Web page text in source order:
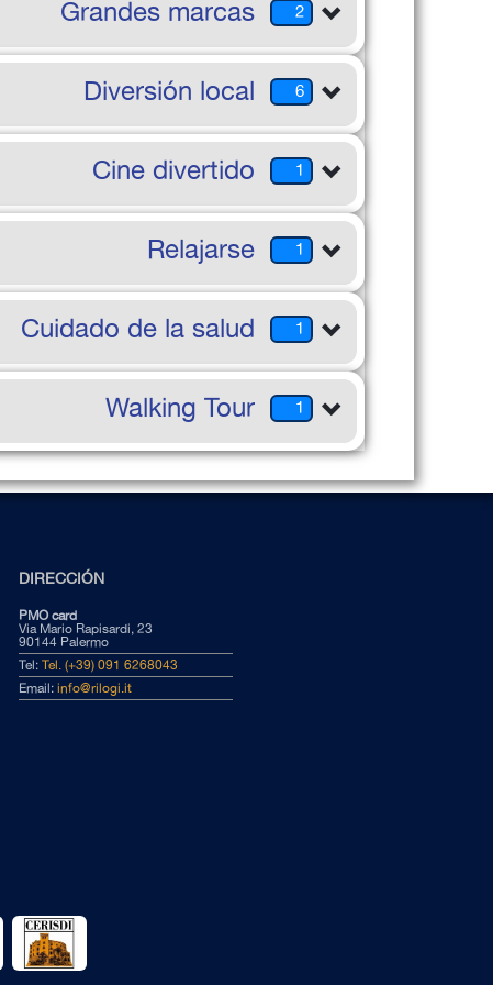
2
Grandes marcas
6
Diversión local
1
Cine divertido
1
Relajarse
1
Cuidado de la salud
1
Walking Tour
DIRECCIÓN
PMO card
Via Mario Rapisardi, 23
90144 Palermo
Tel: Tel. (+39) 091 6268043
Email: info@rilogi.it